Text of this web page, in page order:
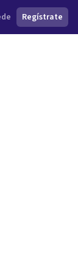
Regístrate